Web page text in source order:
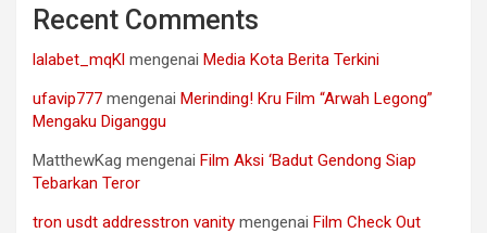
Recent Comments
lalabet_mqKl mengenai Media Kota Berita Terkini
ufavip777 mengenai Merinding! Kru Film “Arwah Legong”
Mengaku Diganggu
MatthewKag mengenai Film Aksi ‘Badut Gendong Siap
Tebarkan Teror
tron usdt addresstron vanity mengenai Film Check Out